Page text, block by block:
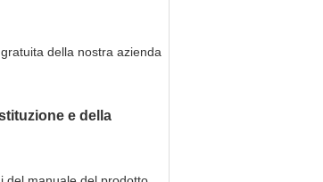
della nostra azienda
e della